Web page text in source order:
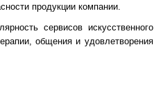
продукции компании.
сервисов искусственного
общения и удовлетворения